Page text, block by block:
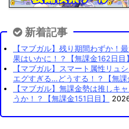
新着記事
【マブガル】残り期間わずか！
果はいかに！？【無課金162日目】
【マブガル】スマート属性リュ
エグすぎる…どうする！？【無課
【マブガル】無課金勢は推しキ
うか！？【無課金151日目】